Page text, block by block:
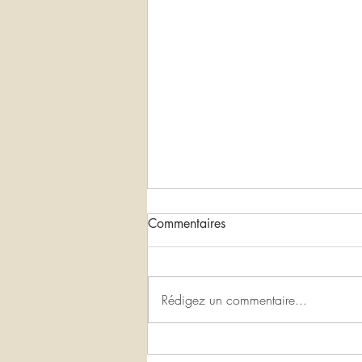
Les Ateliers de l'été 2024
Commentaires
Rédigez un commentaire...